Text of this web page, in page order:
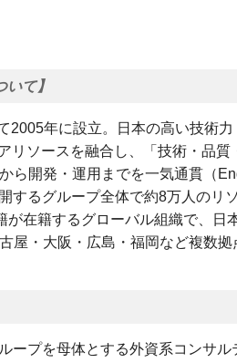
て】
2005年に設立。日本の高い技術力
リソースを融合し、「技術・品質
ら開発・運用までを一気通貫（
するグループ全体で約8万人のリ
在籍するグローバル組織で、日
屋・大阪・広島・福岡など複数拠
ープを母体とする外資系コンサル